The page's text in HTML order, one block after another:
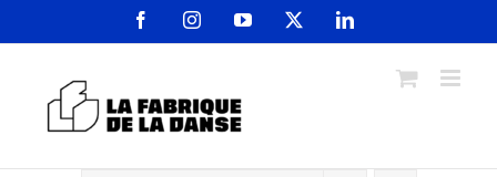
FacebookInstagramYouTube LinkedIn